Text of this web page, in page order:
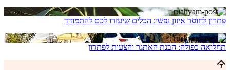
פתרון לחוסר איזון נפשי: הכלים שיעזרו לכם להתמודד
תחלואה כפולה: הבנת האתגר והצעות לפתרון